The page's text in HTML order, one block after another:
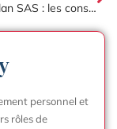
Dépôt de bilan SAS : les conséquences majeures pour le gérant
personnel et
rôles de